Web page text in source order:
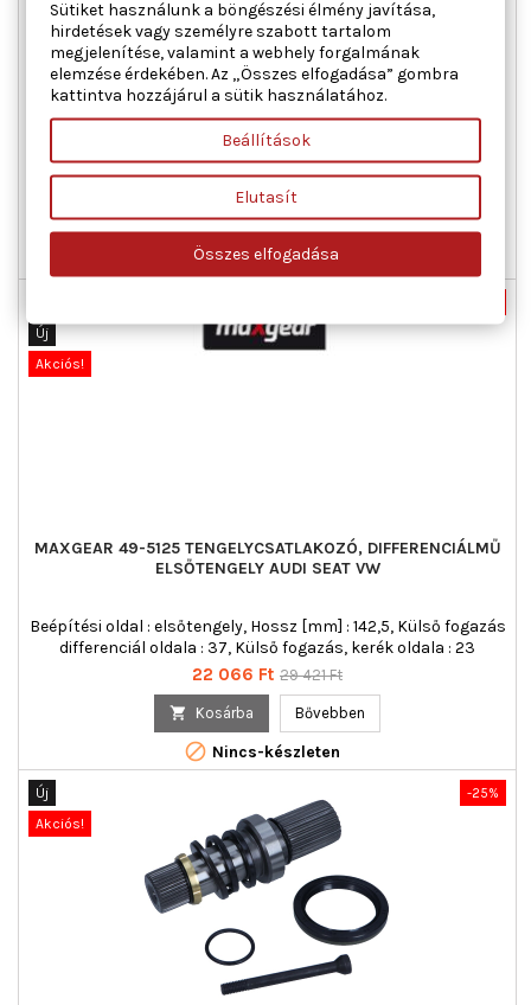
MAXGEAR 49-1048 TENGELYCSATLAKOZÓ, DIFFERENCIÁLMŰ
JOBB FORD SEAT VW
Beépítési oldal : jobb, Belső fogazás, kerékoldali : 26, Hossz
[mm] : 129,5, Külső fogazás differenciál oldala : 37
Ár
23 135 FtNormál
ár
 Kosárba Bővebben
Raktáron
Új
Akciós!
MAXGEAR 49-5125 TENGELYCSATLAKOZÓ, DIFFERENCIÁLMŰ
ELSŐTENGELY AUDI SEAT VW
Beépítési oldal : elsőtengely, Hossz [mm] : 142,5, Külső fogazás
differenciál oldala : 37, Külső fogazás, kerék oldala : 23
Ár
22 066 Ft Normál
29 421 Ft
 Kosárba Bővebben
 Nincs-készleten
-25%
Új
Akciós!
Sütiket használunk a böngészési élmény javítása,
hirdetések vagy személyre szabott tartalom
megjelenítése, valamint a webhely forgalmának
elemzése érdekében. Az „Összes elfogadása” gombra
kattintva hozzájárul a sütik használatához.
Beállítások
Elutasít
Összes elfogadása